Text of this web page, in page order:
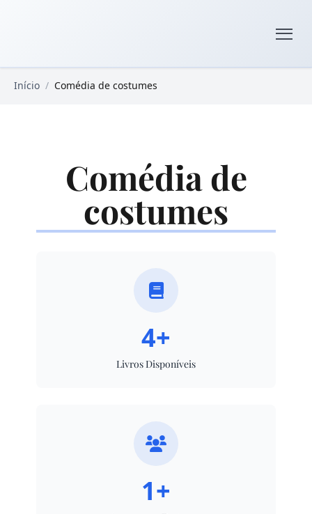
Início / Comédia de costumes
Comédia de
costumes
4+
Livros Disponíveis
1+